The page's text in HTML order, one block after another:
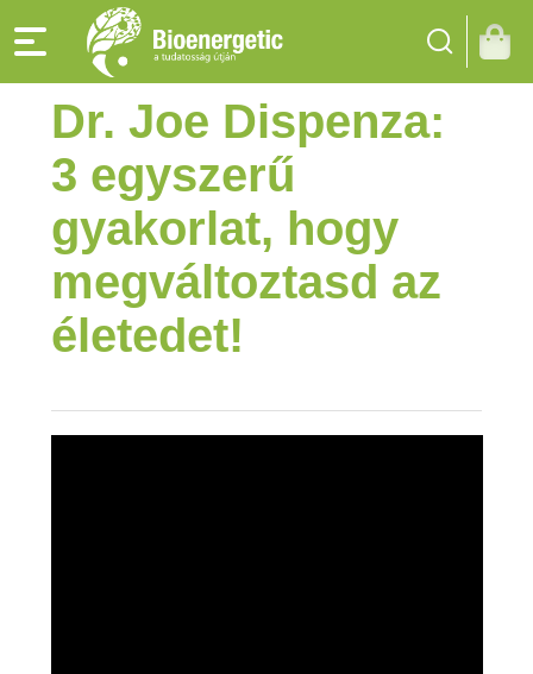
Dr. Joe Dispenza:
3 egyszerű
gyakorlat, hogy
megváltoztasd az
életedet!